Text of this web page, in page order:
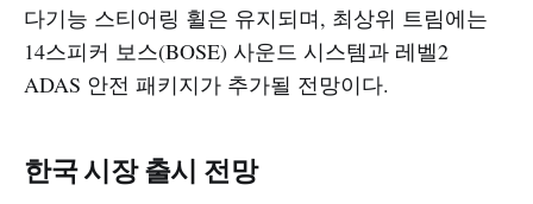
다기능 스티어링 휠은 유지되며, 최상위 트림에는
14스피커 보스(BOSE) 사운드 시스템과 레벨2
ADAS 안전 패키지가 추가될 전망이다.​
한국 시장 출시 전망